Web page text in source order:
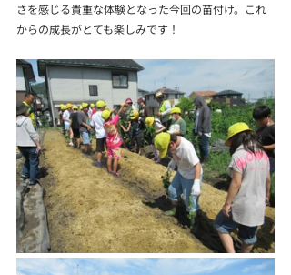
さを感じる貴重な体験となった今回の苗付け。これ
からの成長がとても楽しみです！